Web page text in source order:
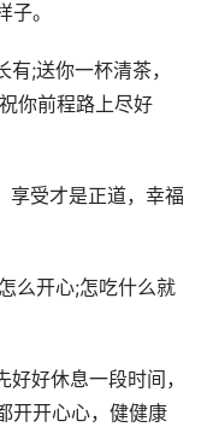
。
;送你一杯清茶，
你前程路上尽好
享受才是正道，幸福
么开心;怎吃什么就
好休息一段时间，
开开心心，健健康